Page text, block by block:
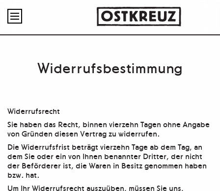

Widerrufsbestimmung
Widerrufsrecht
Sie haben das Recht, binnen vierzehn Tagen ohne Angabe
von Gründen diesen Vertrag zu widerrufen.
Die Widerrufsfrist beträgt vierzehn Tage ab dem Tag, an
dem Sie oder ein von Ihnen benannter Dritter, der nicht
der Beförderer ist, die Waren in Besitz genommen haben
bzw. hat.
Um Ihr Widerrufsrecht auszuüben, müssen Sie uns,